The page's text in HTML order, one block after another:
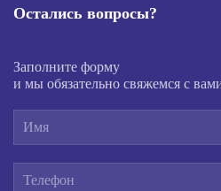
Остались вопросы?
Заполните форму
и мы обязательно свяжемся с